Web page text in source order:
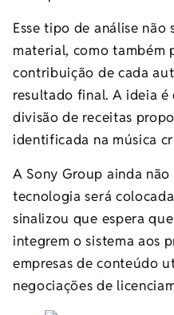
Esse tipo de análise
material, como também
contribuição de cada
resultado final. A ideia
divisão de receitas
identificada na música
A Sony Group ainda
tecnologia será
sinalizou que espera
integrem o sistema aos
empresas de conteúdo
negociações de